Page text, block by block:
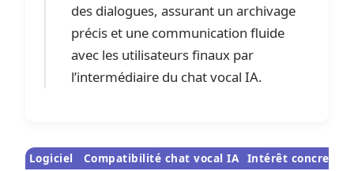
des dialogues, assurant un archivage
précis et une communication fluide
avec les utilisateurs finaux par
l’intermédiaire du chat vocal IA.
Logiciel Compatibilité chat vocal IA Intérêt concret